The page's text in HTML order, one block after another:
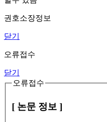
권호소장정보
닫기
오류접수
닫기
오류접수
[ 논문 정보 ]